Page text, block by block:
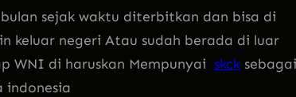
sejak waktu diterbitkan dan bisa di
keluar negeri Atau sudah berada di luar
WNI di haruskan Mempunyai skck sebagai
indonesia